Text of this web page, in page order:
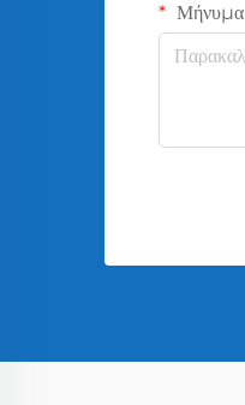
Μήνυμα